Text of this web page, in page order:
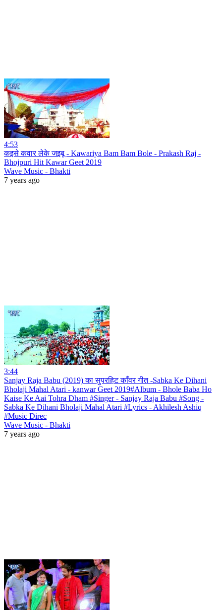
4:53
कइसे कवार लेके जइबू - Kawariya Bam Bam Bole - Prakash Raj -
Bhojpuri Hit Kawar Geet 2019
Wave Music - Bhakti
7 years ago
3:44
Sanjay Raja Babu (2019) का सुपरहिट काँवर गीत -Sabka Ke Dihani
Bholaji Mahal Atari - kanwar Geet 2019#Album - Bhole Baba Ho
Kaise Ke Aai Tohra Dham #Singer - Sanjay Raja Babu #Song -
Sabka Ke Dihani Bholaji Mahal Atari #Lyrics - Akhilesh Ashiq
#Music Direc
Wave Music - Bhakti
7 years ago